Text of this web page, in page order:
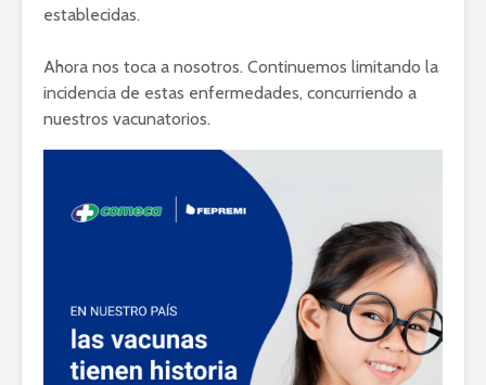
establecidas.
Ahora nos toca a nosotros. Continuemos limitando la
incidencia de estas enfermedades, concurriendo a
nuestros vacunatorios.